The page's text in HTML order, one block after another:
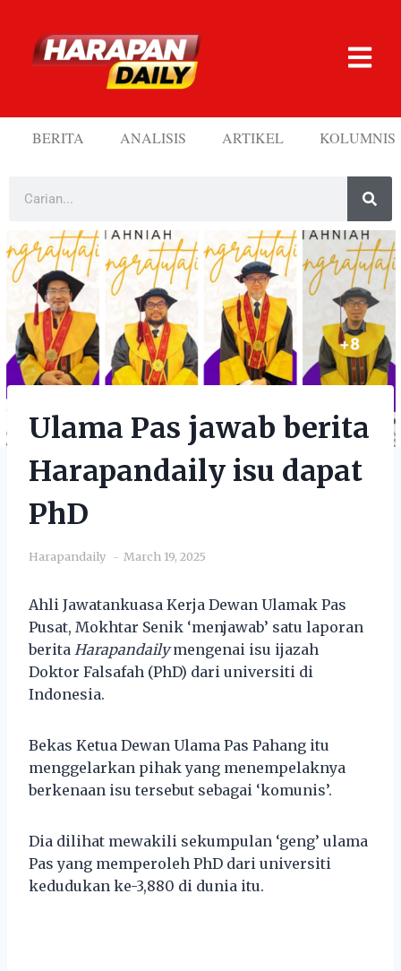
BERITA ANALISIS ARTIKEL KOLUMNIS
Ulama Pas jawab berita
Harapandaily isu dapat
PhD
Harapandaily March 19, 2025
Ahli Jawatankuasa Kerja Dewan Ulamak Pas
Pusat, Mokhtar Senik ‘menjawab’ satu laporan
berita Harapandailymengenai isu ijazah
Doktor Falsafah (PhD) dari universiti di
Indonesia.
Bekas Ketua Dewan Ulama Pas Pahang itu
menggelarkan pihak yang menempelaknya
berkenaan isu tersebut sebagai ‘komunis’.
Dia dilihat mewakili sekumpulan ‘geng’ ulama
Pas yang memperoleh PhD dari universiti
kedudukan ke-3,880 di dunia itu.